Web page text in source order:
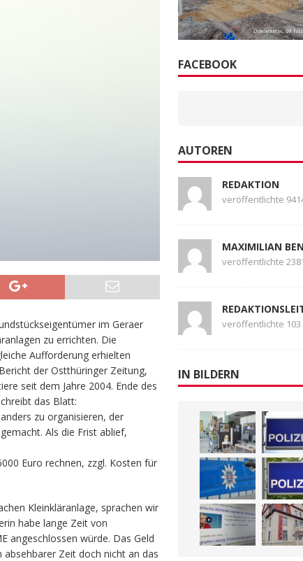
im Geraer
zu errichten. Die
Aufforderung erhielten
der Ostthüringer Zeitung,
seit dem Jahre 2004. Ende des
das Blatt:
zu organisieren, der
Als die Frist ablief,
Euro rechnen, zzgl. Kosten für
Kleinkläranlage, sprachen wir
habe lange Zeit von
angeschlossen würde. Das Geld
Zeit doch nicht an das
FACEBOOK
AUTOREN
REDAKTION
veröffentlichte
MAXIMILIAN
veröffentlichte
veröffentlichte 103
IN BILDERN